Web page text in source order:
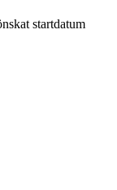
startdatum